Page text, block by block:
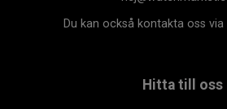
Du kan också kontakta oss
Hitta till oss